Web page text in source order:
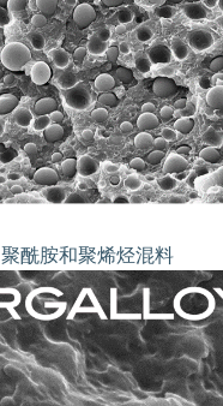
聚酰胺和聚烯烃混料